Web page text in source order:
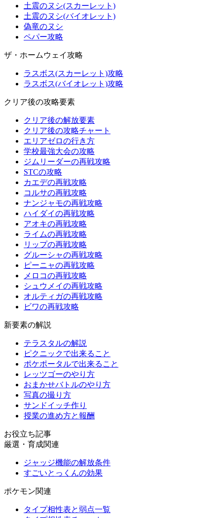
土震のヌシ(スカーレット)
土震のヌシ(バイオレット)
偽竜のヌシ
ペパー攻略
ザ・ホームウェイ攻略
ラスボス(スカーレット)攻略
ラスボス(バイオレット)攻略
クリア後の攻略要素
クリア後の解放要素
クリア後の攻略チャート
エリアゼロの行き方
学校最強大会の攻略
ジムリーダーの再戦攻略
STCの攻略
カエデの再戦攻略
コルサの再戦攻略
ナンジャモの再戦攻略
ハイダイの再戦攻略
アオキの再戦攻略
ライムの再戦攻略
リップの再戦攻略
グルーシャの再戦攻略
ピーニャの再戦攻略
メロコの再戦攻略
シュウメイの再戦攻略
オルティガの再戦攻略
ビワの再戦攻略
新要素の解説
テラスタルの解説
ピクニックで出来ること
ポケポータルで出来ること
レッツゴーのやり方
おまかせバトルのやり方
写真の撮り方
サンドイッチ作り
授業の進め方と報酬
お役立ち記事
厳選・育成関連
ジャッジ機能の解放条件
すごいとっくんの効果
ポケモン関連
タイプ相性表と弱点一覧